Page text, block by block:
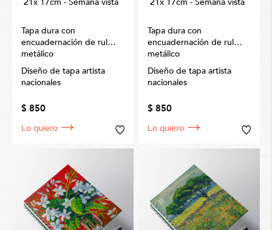
Tapa dura con
encuadernación de rulo
metálico
Diseño de tapa artista
nacionales
$ 850
Lo quiero
Tapa dura con
encuadernación de rulo
metálico
Diseño de tapa artista
nacionales
$ 850
Lo quiero